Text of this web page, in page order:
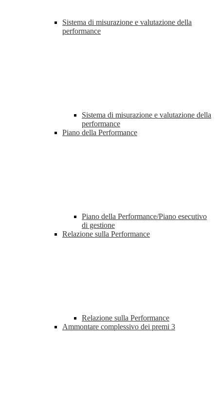
Sistema di misurazione e valutazione della
performance
Sistema di misurazione e valutazione della
performance
Piano della Performance
Piano della Performance/Piano esecutivo
di gestione
Relazione sulla Performance
Relazione sulla Performance
Ammontare complessivo dei premi 3